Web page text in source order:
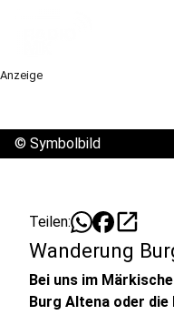
Anzeige
© Symbolbild
Teilen: open_in_new
Wanderung
Bei uns im
Burg Altena oder